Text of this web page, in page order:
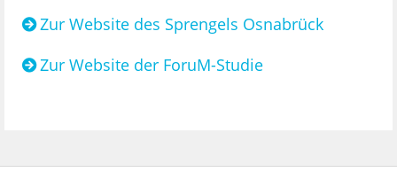
Zur Website des Sprengels Osnabrück
Zur Website der ForuM-Studie